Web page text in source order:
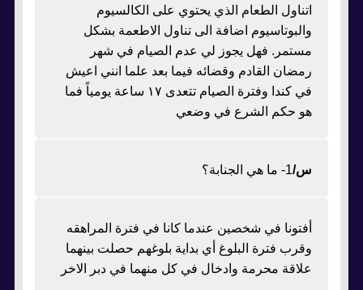
اتناول الطعام الذي يحتوي على الكالسيوم
والبوتاسيوم اضافة الى تناول الاطعمة بشكل
مستمر. فهل يجوز لي عدم الصيام في شهر
رمضان القادم وقضائه فيما بعد علما انني اعيش
في كندا وفترة الصيام تتعدى ١٧ ساعة يومياً فما
هو حكم الشرع في وضعي
س/1- ما هي الجنابة؟
أفتونا في شخصين عندما كانا في فترة المراهقه
وقرب فترة البلوغ أي بداية بلوغهم حصلت بينهما
علاقة محرمة وادخال في كل منهما في دبر الاخر